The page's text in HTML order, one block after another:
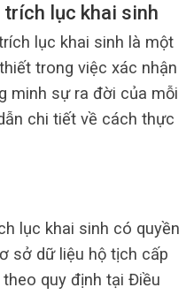
trích lục khai sinh
lục khai sinh là một
trong việc xác nhận
minh sự ra đời của mỗi
chi tiết về cách thực
lục khai sinh có quyền
sở dữ liệu hộ tịch cấp
quy định tại Điều